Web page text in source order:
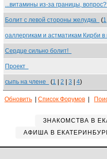
...витамины из-за границы,
Болит с левой стороны желудка (1
оаллергикам и астматикам Кирби
Сердце сильно болит!
Проект
сыпь на члене (1 2 3 4)
Обновить Список Форумов
ЗНАКОМСТВА В
АФИША В